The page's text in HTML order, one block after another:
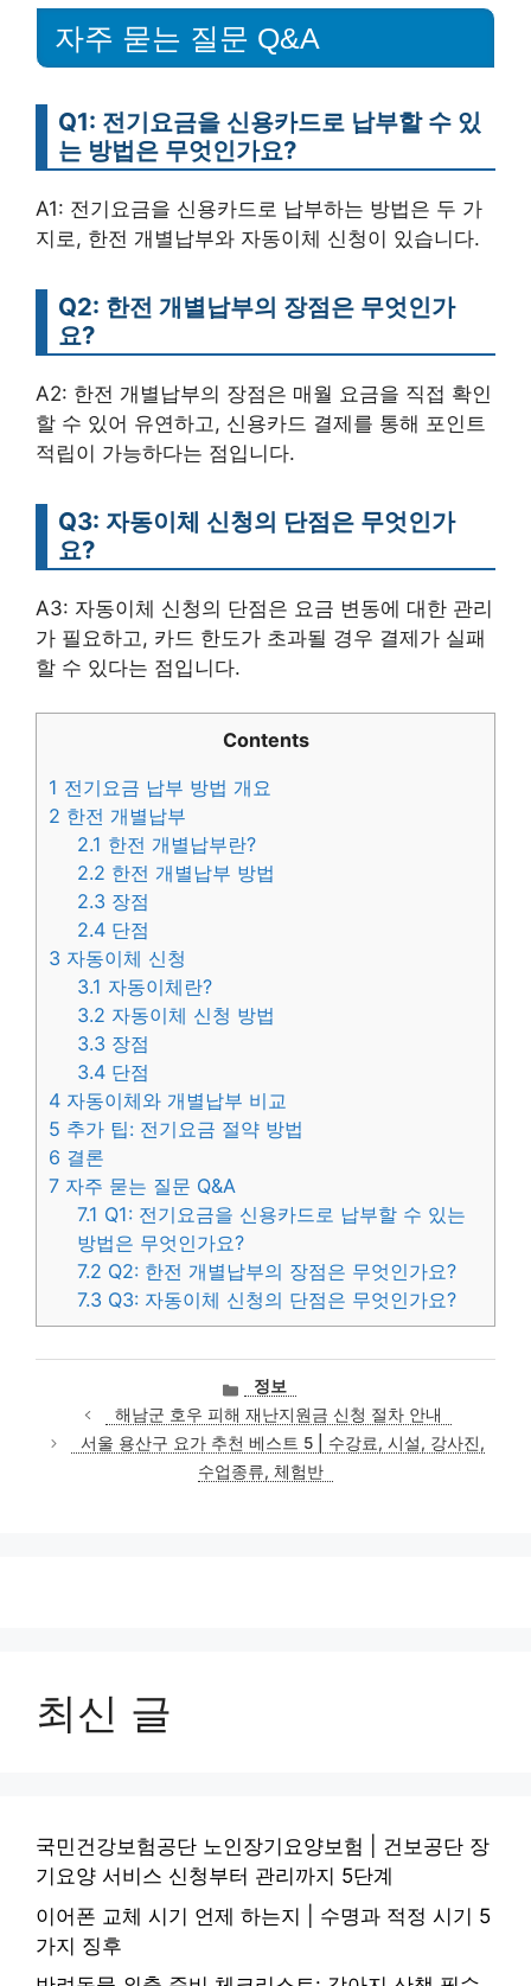
자주 묻는 질문 Q&A
Q1: 전기요금을 신용카드로 납부할 수 있
는 방법은 무엇인가요?
A1: 전기요금을 신용카드로 납부하는 방법은 두 가
지로, 한전 개별납부와 자동이체 신청이 있습니다.
Q2: 한전 개별납부의 장점은 무엇인가
요?
A2: 한전 개별납부의 장점은 매월 요금을 직접 확인
할 수 있어 유연하고, 신용카드 결제를 통해 포인트
적립이 가능하다는 점입니다.
Q3: 자동이체 신청의 단점은 무엇인가
요?
A3: 자동이체 신청의 단점은 요금 변동에 대한 관리
가 필요하고, 카드 한도가 초과될 경우 결제가 실패
할 수 있다는 점입니다.
Contents
1 전기요금 납부 방법 개요
2 한전 개별납부
2.1 한전 개별납부란?
2.2 한전 개별납부 방법
2.3 장점
2.4 단점
3 자동이체 신청
3.1 자동이체란?
3.2 자동이체 신청 방법
3.3 장점
3.4 단점
4 자동이체와 개별납부 비교
5 추가 팁: 전기요금 절약 방법
6 결론
7 자주 묻는 질문 Q&A
7.1 Q1: 전기요금을 신용카드로 납부할 수 있는
방법은 무엇인가요?
7.2 Q2: 한전 개별납부의 장점은 무엇인가요?
7.3 Q3: 자동이체 신청의 단점은 무엇인가요?
카
테
고
리
정보
해남군 호우 피해 재난지원금 신청 절차 안내
서울 용산구 요가 추천 베스트 5 | 수강료, 시설, 강사진,
수업종류, 체험반
최신 글
국민건강보험공단 노인장기요양보험 | 건보공단 장
기요양 서비스 신청부터 관리까지 5단계
이어폰 교체 시기 언제 하는지 | 수명과 적정 시기 5
가지 징후